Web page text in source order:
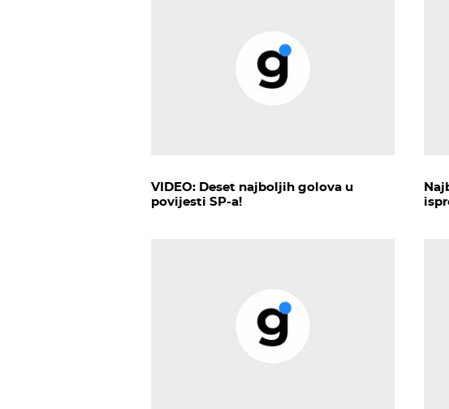
VIDEO: Deset najboljih golova u
povijesti SP-a!